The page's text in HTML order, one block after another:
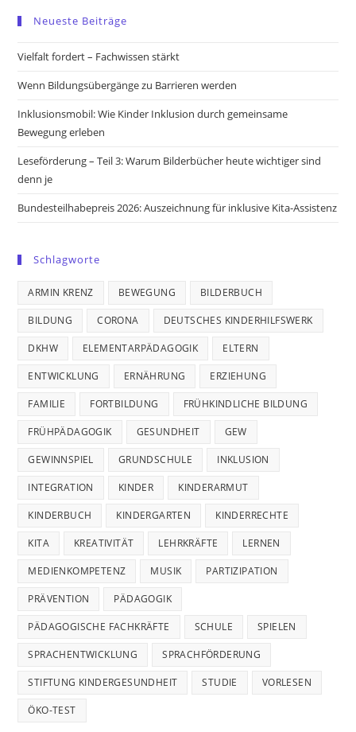
a
new
new
a
new
new
Neueste Beiträge
Vielfalt fordert – Fachwissen stärkt
Wenn Bildungsübergänge zu Barrieren werden
Inklusionsmobil: Wie Kinder Inklusion durch gemeinsame
Bewegung erleben
Leseförderung – Teil 3: Warum Bilderbücher heute wichtiger sind
denn je
Bundesteilhabepreis 2026: Auszeichnung für inklusive Kita-Assistenz
Schlagworte
ARMIN KRENZ BEWEGUNG BILDERBUCH
BILDUNG CORONA DEUTSCHES KINDERHILFSWERK
DKHW ELEMENTARPÄDAGOGIK ELTERN
ENTWICKLUNG ERNÄHRUNG ERZIEHUNG
FAMILIE FORTBILDUNG FRÜHKINDLICHE BILDUNG
FRÜHPÄDAGOGIK GESUNDHEIT GEW
GEWINNSPIEL GRUNDSCHULE INKLUSION
INTEGRATION KINDER KINDERARMUT
KINDERBUCH KINDERGARTEN KINDERRECHTE
KITA KREATIVITÄT LEHRKRÄFTE LERNEN
MEDIENKOMPETENZ MUSIK PARTIZIPATION
PRÄVENTION PÄDAGOGIK
PÄDAGOGISCHE FACHKRÄFTE SCHULE SPIELEN
SPRACHENTWICKLUNG SPRACHFÖRDERUNG
STIFTUNG KINDERGESUNDHEIT STUDIE VORLESEN
ÖKO-TEST